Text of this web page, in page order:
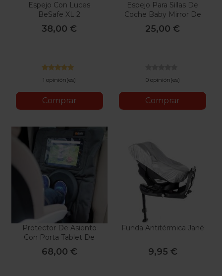
Espejo Con Luces
BeSafe XL 2
38,00 €
1 opinión(es)
Comprar
Espejo Para Sillas De
Coche Baby Mirror De
Besafe
25,00 €
0 opinión(es)
Comprar
Protector De Asiento
Con Porta Tablet De
BeSafe
68,00 €
Funda Antitérmica Jané
9,95 €